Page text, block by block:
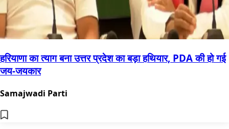
हरियाणा का त्याग बना उत्तर प्रदेश का बड़ा हथियार, PDA की हो गई
जय-जयकार
Samajwadi Parti